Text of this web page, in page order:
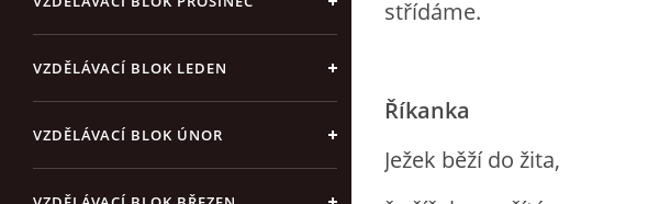
VZDĚLÁVACÍ BLOK LEDEN
VZDĚLÁVACÍ BLOK ÚNOR
střídáme.
Říkanka
Ježek běží do žita,